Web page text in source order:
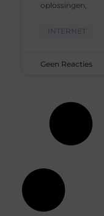
oplossingen,
INTERNET
Geen Reacties